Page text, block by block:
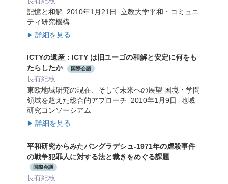
記憶と和解 2010年1月21日 立教大学平和・コミュニ
ティ研究機構
▶ 詳細を見る
ICTYの遺産：ICTY は旧ユーゴの和解と安定に何をも
たらしたか
国際会議
長有紀枝
東欧地域研究の現在、そして未来への展望 国境・学問
領域を超えた総合的アプローチ 2010年1月9日 地域
研究コンソーシアム
▶ 詳細を見る
平和研究からみたバングラデシュ-1971年の虐殺事件
の戦争犯罪人に対する法と裁きをめぐる課題
国際会議
長有紀枝